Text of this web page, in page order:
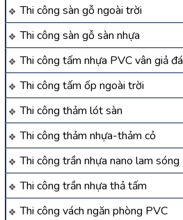
Thi công sàn gỗ ngoài trời
Thi công sàn gỗ sàn nhựa
Thi công tấm nhựa PVC vân giả đá
Thi công tấm ốp ngoài trời
Thi công thảm lót sàn
Thi công thảm nhựa-thảm cỏ
Thi công trần nhựa nano lam sóng
Thi công trần nhựa thả tấm
Thi công vách ngăn phòng PVC